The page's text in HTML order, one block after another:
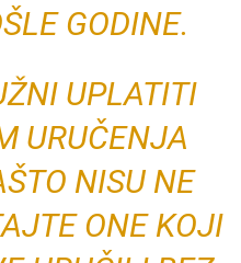
GODINE.
UPLATITI
URUČENJA
NISU NE
ONE KOJI